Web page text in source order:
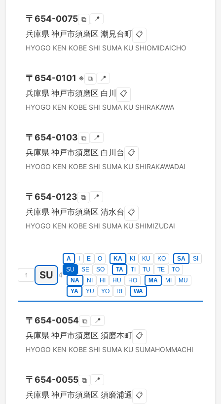
〒654-0075 ⧉ 📍
兵庫県 神戸市須磨区 潮見台町 📋
HYOGO KEN KOBE SHI SUMA KU SHIOMIDAICHO
〒654-0101 ※ ⧉ 📍
兵庫県 神戸市須磨区 白川 📋
HYOGO KEN KOBE SHI SUMA KU SHIRAKAWA
〒654-0103 ⧉ 📍
兵庫県 神戸市須磨区 白川台 📋
HYOGO KEN KOBE SHI SUMA KU SHIRAKAWADAI
〒654-0123 ⧉ 📍
兵庫県 神戸市須磨区 清水台 📋
HYOGO KEN KOBE SHI SUMA KU SHIMIZUDAI
↑ SU 4
A E O KA KI KU KO SA
SI
SU
SE SO TA TI TU TE
TO
NA
NI HI HU HO MA MI
MU
YA
YU YO RI WA
〒654-0054 ⧉ 📍
兵庫県 神戸市須磨区 須磨本町 📋
HYOGO KEN KOBE SHI SUMA KU SUMAHOMMACHI
〒654-0055 ⧉ 📍
兵庫県 神戸市須磨区 須磨浦通 📋